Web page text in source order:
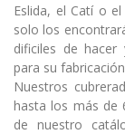
Eslida, el Catí o
solo los
dificiles de hacer
para su
Nuestros
hasta los más de
de nuestro